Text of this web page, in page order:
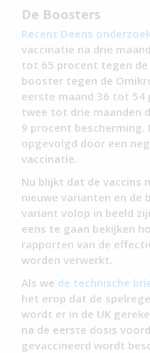
De Boosters
Recent Deens
vaccinatie na drie
tot 65 procent tegen
booster tegen de
eerste maand 36 tot 54
twee tot drie maanden
9 procent
opgevolgd door een
vaccinatie.
Nu blijkt dat de vaccins
nieuwe varianten en de
variant volop in beeld
eens te gaan bekijken
rapporten van de
worden verwerkt.
Als we de technische
het erop dat de
wordt er in de UK
na de eerste dosis
gevaccineerd wordt